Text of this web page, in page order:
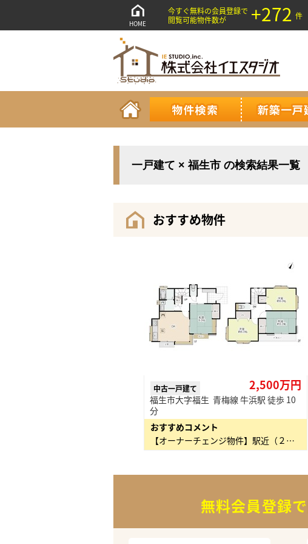
HOME
今すぐ無料の会員登録で
閲覧可能物件数が
+272 件
一戸建て × 福生市 の検索結果一覧
おすすめ物件
中古一戸建て 2,500万円
福生市大字福生 青梅線 牛浜駅 徒歩 10
分
おすすめコメント
【オーナーチェンジ物件】駅近（２駅２路線利用可能！）で不動産価値◎ ・駅近の為、商業施設が点…
無料会員登録で